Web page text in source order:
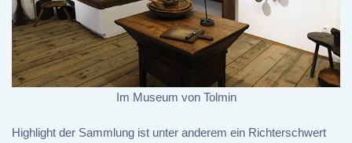
Im Museum von Tolmin
Highlight der Sammlung ist unter anderem ein Richterschwert